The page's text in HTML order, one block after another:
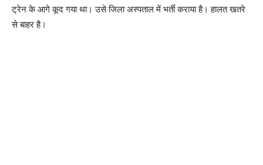
ट्रेन के आगे कूद गया था। उसे जिला अस्पताल में भर्ती कराया है। हालत खतरे
से बाहर है।